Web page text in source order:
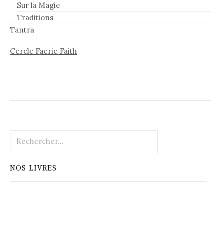
Sur la Magie
Traditions
Tantra
Cercle Faerie Faith
NOS LIVRES